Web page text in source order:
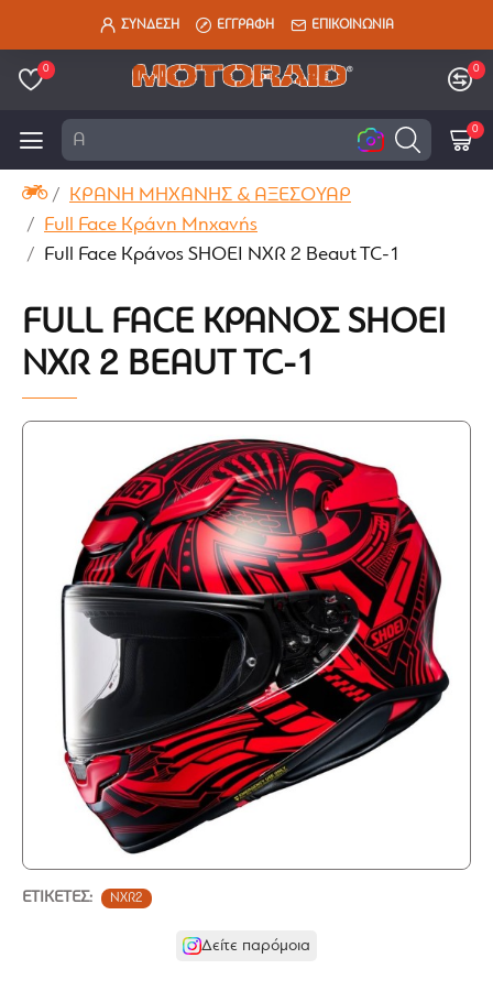
ΣΥΝΔΕΣΗ ΕΓΓΡΑΦΗ ΕΠΙΚΟΙΝΩΝΙΑ
0 0
Αναζήτ
0
ΚΡΑΝΗ ΜΗΧΑΝΗΣ & ΑΞΕΣΟΥΑΡ
Full Face Κράνη Μηχανής
Full Face Κράνος SHOEI NXR 2 Beaut TC-1
FULL FACE ΚΡΆΝΟΣ SHOEI
NXR 2 BEAUT TC-1
ΕΤΙΚΈΤΕΣ: NXR2
Δείτε παρόμοια